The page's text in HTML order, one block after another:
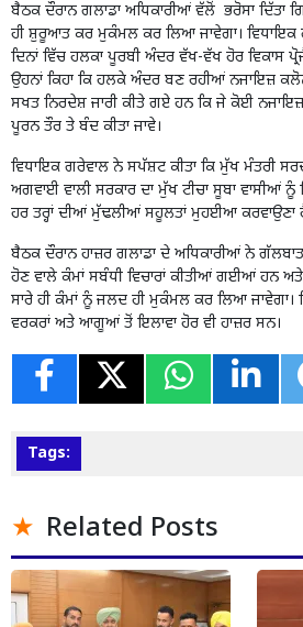
ਬੈਠਕ ਦੌਰਾਨ ਗਲਾਡਾ ਅਧਿਕਾਰੀਆਂ ਵੱਲੋਂ ਭਰੋਸਾ ਦਿੱਤਾ
ਹੀ ਸ਼ੁਰੂਆਤ ਕਰ ਮੁਕੰਮਲ ਕਰ ਲਿਆ ਜਾਵੇਗਾ। ਵਿਧਾਇਕ
ਦਿਨਾਂ ਵਿੱਚ ਹਲਕਾ ਪੂਰਬੀ ਅੰਦਰ ਵੱਖ-ਵੱਖ ਹੋਰ ਵਿਕਾਸ
ਉਹਨਾਂ ਕਿਹਾ ਕਿ ਹਲਕੇ ਅੰਦਰ ਬਣ ਰਹੀਆਂ ਨਜਾਇਜ਼
ਸਖਤ ਨਿਰਦੇਸ਼ ਜਾਰੀ ਕੀਤੇ ਗਏ ਹਨ ਕਿ ਜੇ ਕੋਈ ਨਜਾਇਜ਼
ਪੂਰਨ ਤੌਰ ਤੇ ਬੰਦ ਕੀਤਾ ਜਾਵੇ।
ਵਿਧਾਇਕ ਗਰੇਵਾਲ ਨੇ ਸਪੱਸ਼ਟ ਕੀਤਾ ਕਿ ਮੁੱਖ ਮੰਤਰੀ
ਅਗਵਾਈ ਵਾਲੀ ਸਰਕਾਰ ਦਾ ਮੁੱਖ ਟੀਚਾ ਸੂਬਾ ਵਾਸੀਆਂ ਨੂੰ
ਹਰ ਤਰ੍ਹਾਂ ਦੀਆਂ ਮੁੱਢਲੀਆਂ ਸਹੂਲਤਾਂ ਮੁਹਈਆ ਕਰਵਾਉਣਾ
ਬੈਠਕ ਦੌਰਾਨ ਹਾਜ਼ਰ ਗਲਾਡਾ ਦੇ ਅਧਿਕਾਰੀਆਂ ਨੇ
ਹੋਣ ਵਾਲੇ ਕੰਮਾਂ ਸਬੰਧੀ ਵਿਚਾਰਾਂ ਕੀਤੀਆਂ ਗਈਆਂ ਹਨ
ਸਾਰੇ ਹੀ ਕੰਮਾਂ ਨੂੰ ਜਲਦ ਹੀ ਮੁਕੰਮਲ ਕਰ ਲਿਆ
ਵਰਕਰਾਂ ਅਤੇ ਆਗੂਆਂ ਤੋਂ ਇਲਾਵਾ ਹੋਰ ਵੀ ਹਾਜ਼ਰ ਸਨ।
Tags:
Related Posts